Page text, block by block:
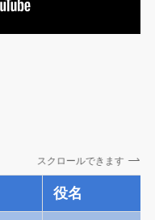
スクロールできます
役名